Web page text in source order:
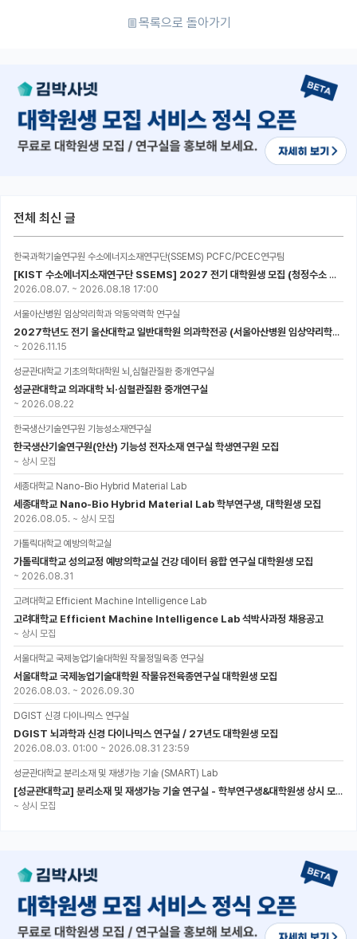
목록으로 돌아가기
전체 최신 글
한국과학기술연구원 수소에너지소재연구단(SSEMS) PCFC/PCEC연구팀
[KIST 수소에너지소재연구단 SSEMS] 2027 전기 대학원생 모집 (청정수소 생산/활용을 위한 프로톤 세라믹 전지)
2026.08.07. ~ 2026.08.18 17:00
서울아산병원 임상약리학과 약동약력학 연구실
2027학년도 전기 울산대학교 일반대학원 의과학전공 (서울아산병원 임상약리학과 약동약력학 연구실) 대학원생 모집공고
~ 2026.11.15
성균관대학교 기초의학대학원 뇌,심혈관질환 중개연구실
성균관대학교 의과대학 뇌·심혈관질환 중개연구실
~ 2026.08.22
한국생산기술연구원 기능성소재연구실
한국생산기술연구원(안산) 기능성 전자소재 연구실 학생연구원 모집
~ 상시 모집
세종대학교 Nano-Bio Hybrid Material Lab
세종대학교 Nano-Bio Hybrid Material Lab 학부연구생, 대학원생 모집
2026.08.05. ~ 상시 모집
가톨릭대학교 예방의학교실
가톨릭대학교 성의교정 예방의학교실 건강 데이터 융합 연구실 대학원생 모집
~ 2026.08.31
고려대학교 Efficient Machine Intelligence Lab
고려대학교 Efficient Machine Intelligence Lab 석박사과정 채용공고
~ 상시 모집
서울대학교 국제농업기술대학원 작물정밀육종 연구실
서울대학교 국제농업기술대학원 작물유전육종연구실 대학원생 모집
2026.08.03. ~ 2026.09.30
DGIST 신경 다이나믹스 연구실
DGIST 뇌과학과 신경 다이나믹스 연구실 / 27년도 대학원생 모집
2026.08.03. 01:00 ~ 2026.08.31 23:59
성균관대학교 분리소재 및 재생가능 기술 (SMART) Lab
[성균관대학교] 분리소재 및 재생가능 기술 연구실 - 학부연구생&대학원생 상시 모집 (미래에너지공학과)
~ 상시 모집